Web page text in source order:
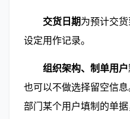
交货日期为预计交
设定用作记录。
组织架构、制单用户
也可以不做选择留空信
部门某个用户填制的单